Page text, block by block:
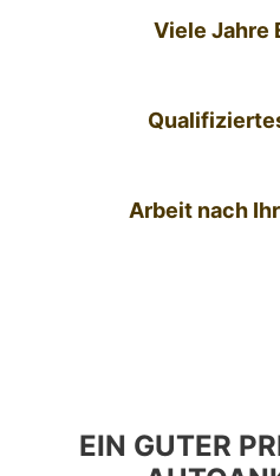
Viele Jahre
Arbeit nach
EIN GUTER